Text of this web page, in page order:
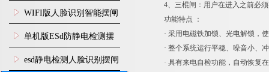
闸机食堂消费摆闸
WIFI版人脸识别智能摆闸
机
单机版ESd防静电检测摆
闸机
esd静电检测人脸识别摆闸
4、三棍闸：用户在进入之前必
功能特点 ：
· 采用电磁铁加锁、光电解锁，
· 整个系统运行平稳、噪音小、
· 具有来电自检功能，自动恢复